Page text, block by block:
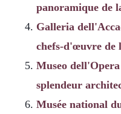
panoramique de
Galleria
chefs-d'œuvre de
Museo
splendeur
Musée national